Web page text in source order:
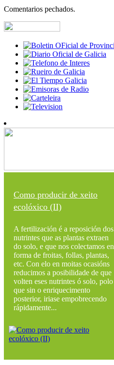
Comentarios pechados.
Como producir de xeito
ecolóxico (II)
A fertilización é a reposición dos
nutrintes que as plantas extraen
do solo, e que nos colectamos en
forma de froitas, follas, plantas,
etc. Con elo en moitas ocasións
reducimos a posibilidade de que
volten eses nutrintes ó solo, polo
que sin o enriquecimento
posterior, iriase empobrecendo
rápidamente...